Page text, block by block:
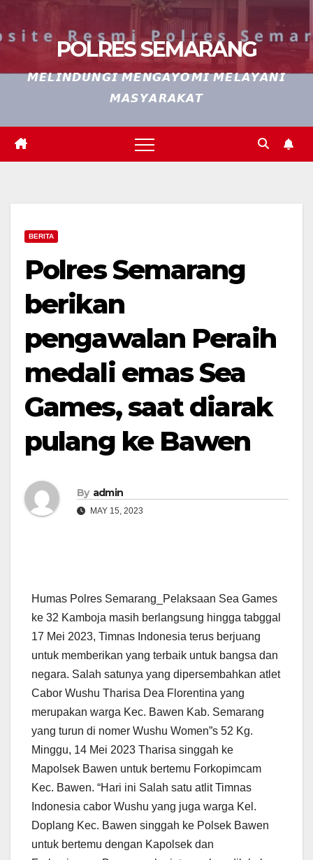
POLRES SEMARANG
𝙈𝙀𝙇𝙄𝙉𝘿𝙐𝙉𝙂𝙄 𝙈𝙀𝙉𝙂𝘼𝙔𝙊𝙈𝙄 𝙈𝙀𝙇𝘼𝙔𝘼𝙉𝙄
𝙈𝘼𝙎𝙔𝘼𝙍𝘼𝙆𝘼𝙏
BERITA
Polres Semarang
berikan
pengawalan Peraih
medali emas Sea
Games, saat diarak
pulang ke Bawen
By admin
MAY 15, 2023
Humas Polres Semarang_Pelaksaan Sea Games
ke 32 Kamboja masih berlangsung hingga tabggal
17 Mei 2023, Timnas Indonesia terus berjuang
untuk memberikan yang terbaik untuk bangsa dan
negara. Salah satunya yang dipersembahkan atlet
Cabor Wushu Tharisa Dea Florentina yang
merupakan warga Kec. Bawen Kab. Semarang
yang turun di nomer Wushu Women”s 52 Kg.
Minggu, 14 Mei 2023 Tharisa singgah ke
Mapolsek Bawen untuk bertemu Forkopimcam
Kec. Bawen. “Hari ini Salah satu atlit Timnas
Indonesia cabor Wushu yang juga warga Kel.
Doplang Kec. Bawen singgah ke Polsek Bawen
untuk bertemu dengan Kapolsek dan